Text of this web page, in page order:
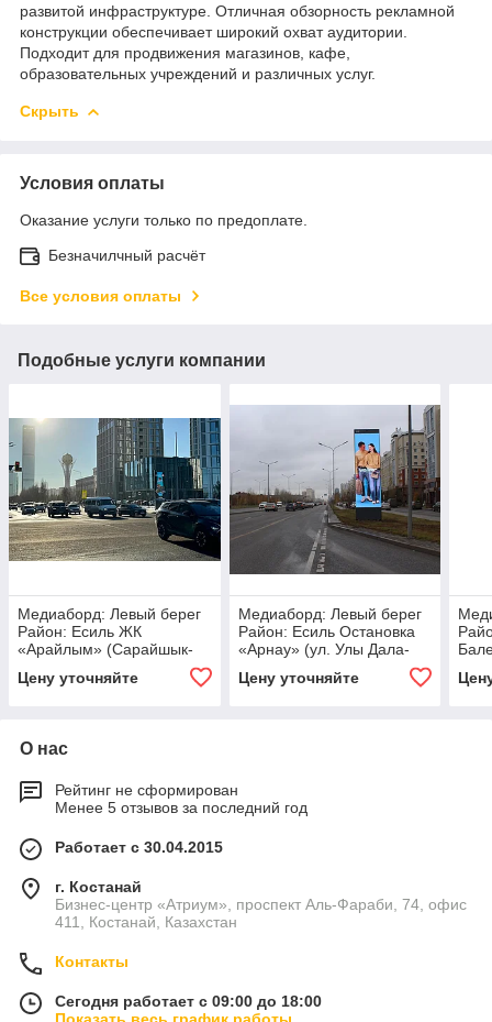
развитой инфраструктуре. Отличная обзорность рекламной
конструкции обеспечивает широкий охват аудитории.
Подходит для продвижения магазинов, кафе,
образовательных учреждений и различных услуг.
Скрыть
Условия оплаты
Оказание услуги только по предоплате.
Безначилчный расчёт
Все условия оплаты
Подобные услуги компании
Медиаборд: Левый берег
Район: Есиль ЖК
«Арайлым» (Сарайшык-
Цену уточняйте
Медиаборд: Левый берег
Район: Есиль Остановка
«Арнау» (ул. Улы Дала-
Тауельсыздык) Сторона А
Цену уточняйте
О нас
Рейтинг не сформирован
Менее 5 отзывов за последний год
Работает с 30.04.2015
г. Костанай
Бизнес-центр «Атриум», проспект Аль-Фараби, 74, офис
411, Костанай, Казахстан
Контакты
Сегодня работает с 09:00 до 18:00